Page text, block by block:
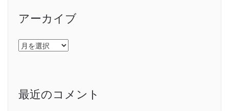
アーカイブ
ア
ー
最近のコメント